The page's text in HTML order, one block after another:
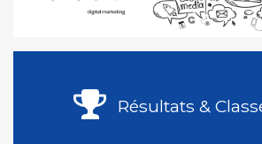
Résultats &